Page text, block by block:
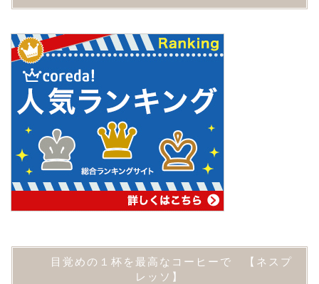
目覚めの１杯を最高なコーヒーで 【ネスプ
レッソ】